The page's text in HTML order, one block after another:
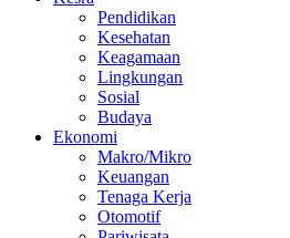
Pendidikan
Kesehatan
Keagamaan
Lingkungan
Sosial
Budaya
Ekonomi
Makro/Mikro
Keuangan
Tenaga Kerja
Otomotif